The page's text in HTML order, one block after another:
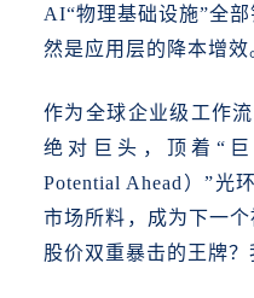
AI“物理基础设施”全
然是应用层的降本增效
作为全球企业级工作
绝对巨头，顶着“巨
Potential Ahead）”光
市场所料，成为下一
股价双重暴击的王牌？